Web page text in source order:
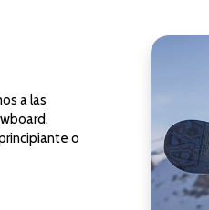
a las
o